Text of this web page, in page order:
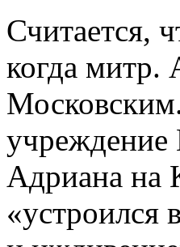
Считается,
когда митр.
учреждение
Адриана на
«устроился